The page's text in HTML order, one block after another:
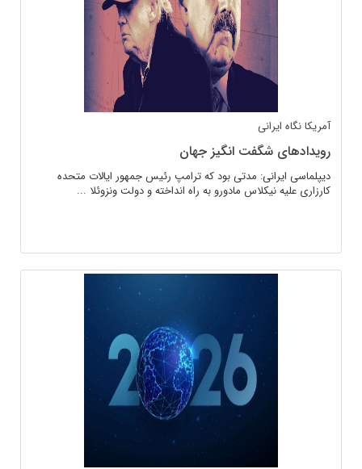
آمریکانگاه ایرانی
رویدادهای شگفت انگیز جهان
دیپلماسی ایرانی: مدتی بود که ترامپ رئیس جمهور ایالات متحده
کارزاری علیه نیکلاس مادورو به راه انداخته و دولت ونزوئلا ...